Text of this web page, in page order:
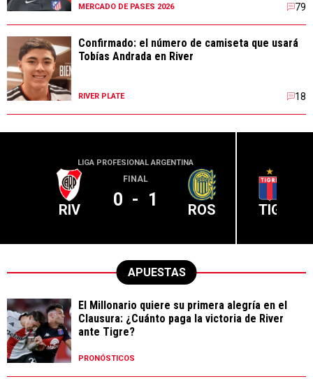
MERCADO DE PASES 2026 79
Confirmado: el número de camiseta que usará
Tobías Andrada en River
RIVER PLATE 18
LIGA PROFESIONAL ARGENTINA
RIV
FINAL
0 - 1 ROS TIG
APUESTAS
El Millonario quiere su primera alegría en el
Clausura: ¿Cuánto paga la victoria de River
ante Tigre?
PRONÓSTICOS